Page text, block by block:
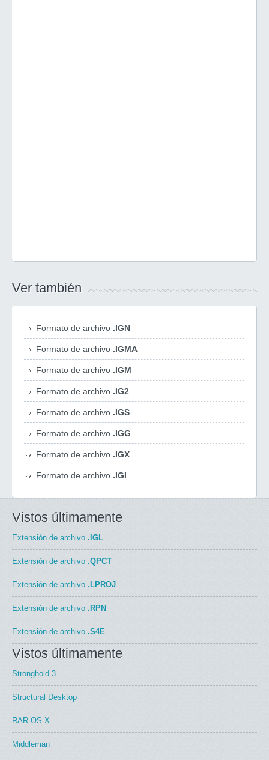
Ver también
Formato de archivo .IGN
Formato de archivo .IGMA
Formato de archivo .IGM
Formato de archivo .IG2
Formato de archivo .IGS
Formato de archivo .IGG
Formato de archivo .IGX
Formato de archivo .IGI
Vistos últimamente
Extensión de archivo .IGL
Extensión de archivo .QPCT
Extensión de archivo .LPROJ
Extensión de archivo .RPN
Extensión de archivo .S4E
Vistos últimamente
Stronghold 3
Structural Desktop
RAR OS X
Middleman